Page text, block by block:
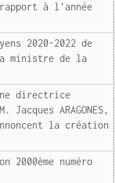
à l'année
2020-2022 de
ministre de la
directrice
ARAGONES,
la création
numéro